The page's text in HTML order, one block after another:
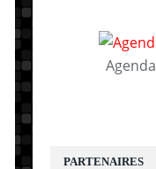
PARTENAIRES